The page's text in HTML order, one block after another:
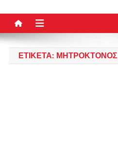
ΕΤΙΚΈΤΑ: ΜΗΤΡΟΚΤΌΝΟΣ